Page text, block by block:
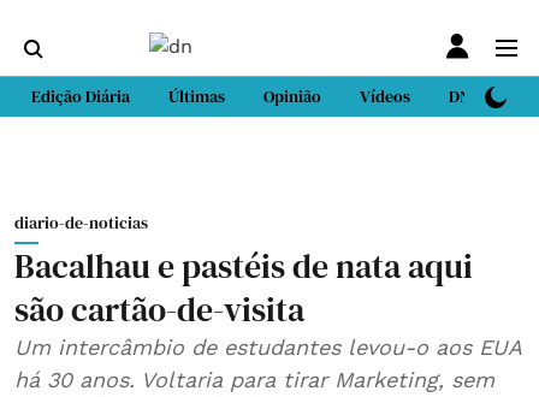
Edição Diária Últimas Opinião Vídeos DN Sport
diario-de-noticias
Bacalhau e pastéis de nata aqui
são cartão-de-visita
Um intercâmbio de estudantes levou-o aos EUA
há 30 anos. Voltaria para tirar Marketing, sem